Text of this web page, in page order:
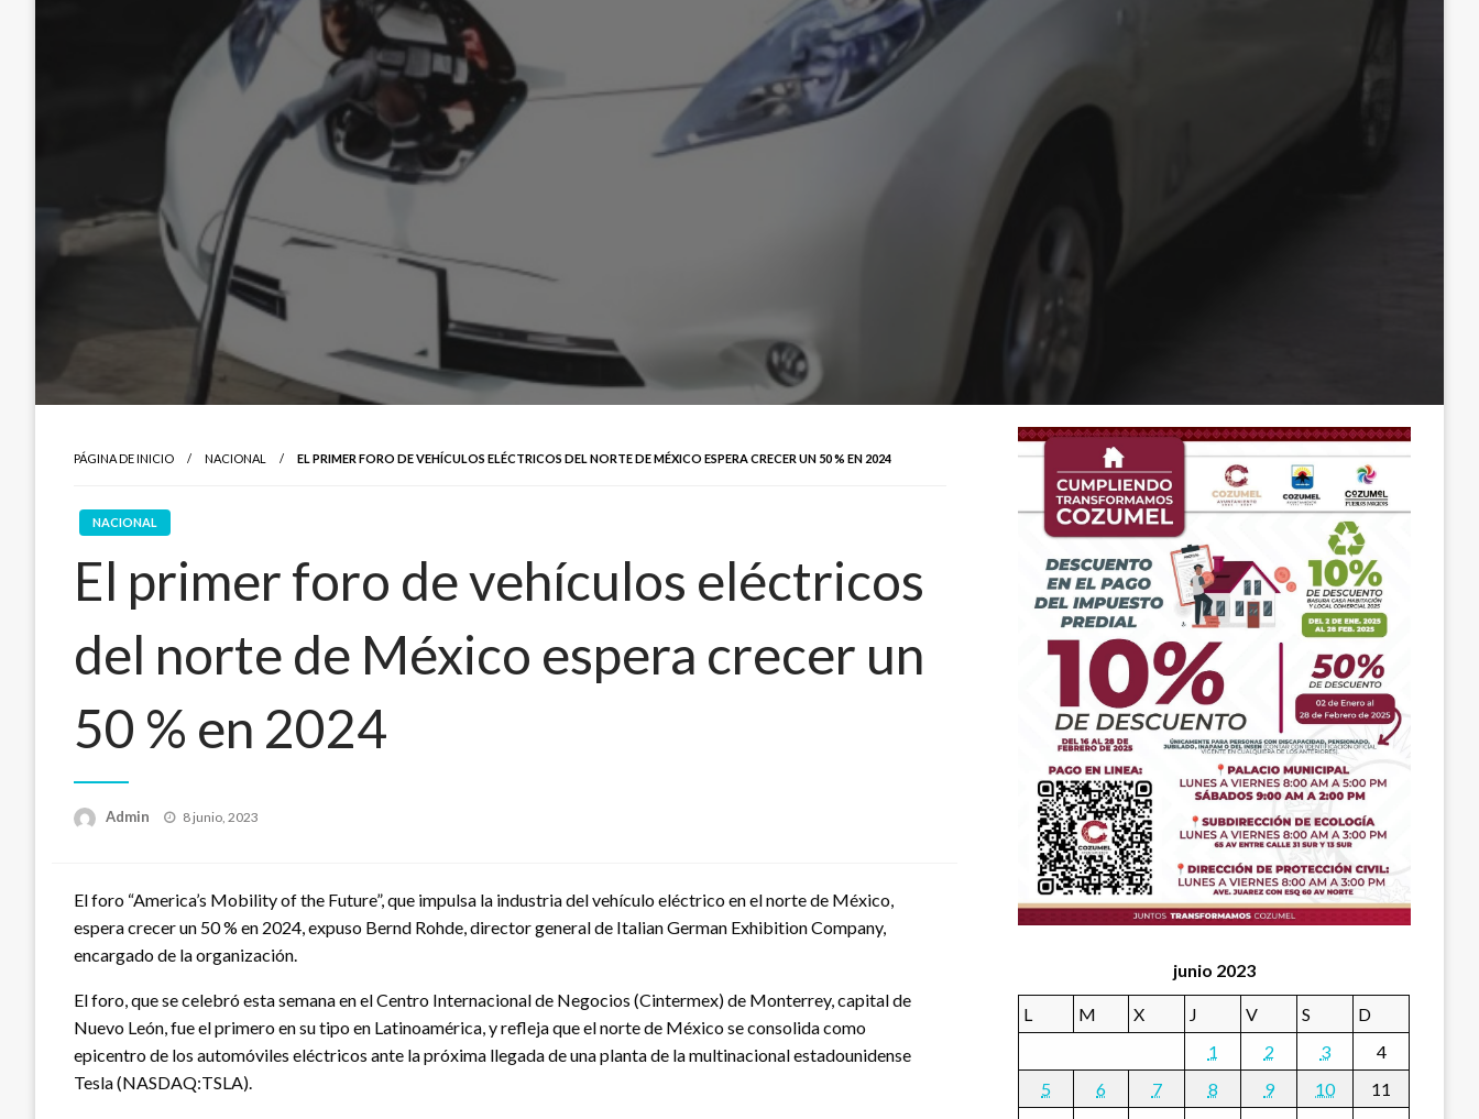
PÁGINA DE INICIO NACIONAL EL PRIMER FORO DE VEHÍCULOS ELÉCTRICOS DEL NORTE DE MÉXICO ESPERA CRECER UN 50 % EN 2024
NACIONAL
El primer foro de vehículos eléctricos
del norte de México espera crecer un
50 % en 2024
Admin
Publicado
8 junio, 2023
El foro “America’s Mobility of the Future”, que impulsa la industria del vehículo eléctrico en el norte de México,
espera crecer un 50 % en 2024, expuso Bernd Rohde, director general de Italian German Exhibition Company,
encargado de la organización.
El foro, que se celebró esta semana en el Centro Internacional de Negocios (Cintermex) de Monterrey, capital de
Nuevo León, fue el primero en su tipo en Latinoamérica, y refleja que el norte de México se consolida como
epicentro de los automóviles eléctricos ante la próxima llegada de una planta de la multinacional estadounidense
Tesla (NASDAQ:TSLA).
junio 2023
L M X J V S
D
1
2 3
4
5
6 7 8 9 10
11